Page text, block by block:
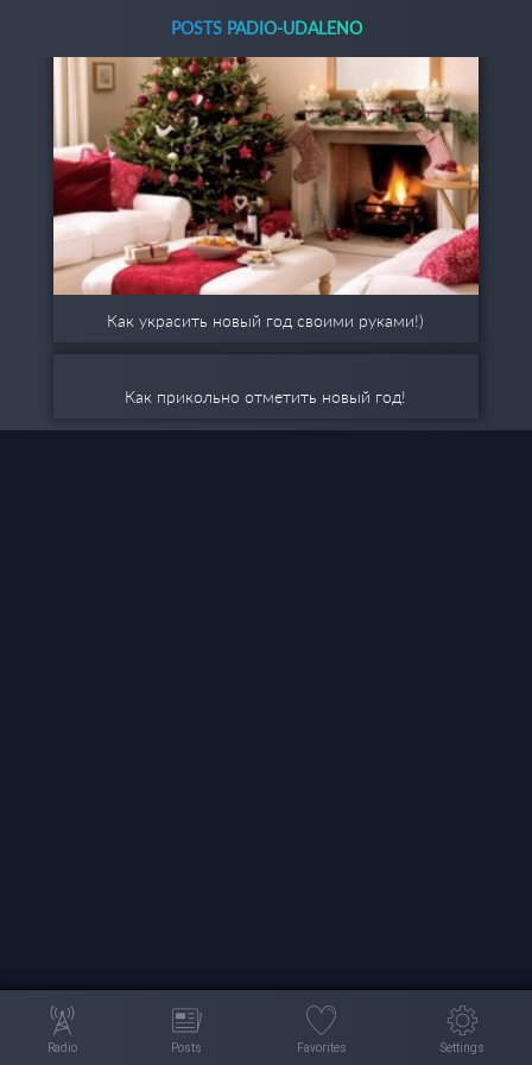
POSTS PADIO-UDALENO
Как украсить новый год своими руками!)
Как прикольно отметить новый год!
Radio Posts Favorites Settings